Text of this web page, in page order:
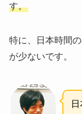
す。
特に、日本時間
が少ないです。